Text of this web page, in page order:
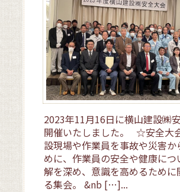
2023年11月16日に横山建設㈱
開催いたしました。 ☆安全大
設現場や作業員を事故や災害か
めに、作業員の安全や健康につ
解を深め、意識を高めるために
る集会。 &nb […]...